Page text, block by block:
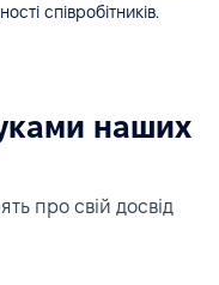
співробітників.
наших
про свій досвід